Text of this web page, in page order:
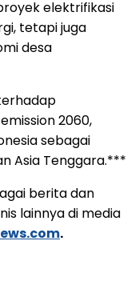
elektrifikasi
tetapi juga
desa
2060,
sebagai
Asia Tenggara.***
berita dan
lainnya di media
.